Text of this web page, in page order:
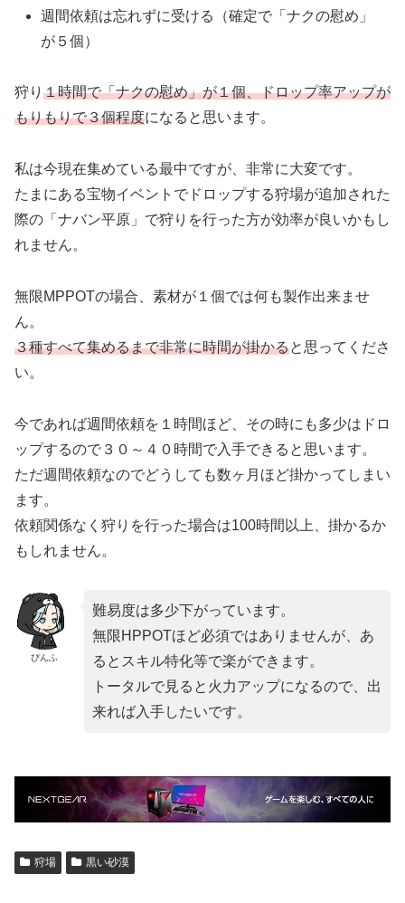
週間依頼は忘れずに受ける（確定で「ナクの慰め」
が５個）
狩り １時間で「ナクの慰め」が１個、ドロップ率アップが
もりもりで３個程度になると思います。
私は今現在集めている最中ですが、非常に大変です。
たまにある宝物イベントでドロップする狩場が追加された
際の「ナバン平原」で狩りを行った方が効率が良いかもし
れません。
無限MPPOTの場合、素材が１個では何も製作出来ませ
ん。
３種すべて集めるまで非常に時間が掛かると思ってくださ
い。
今であれば週間依頼を１時間ほど、その時にも多少はドロ
ップするので３０～４０時間で入手できると思います。
ただ週間依頼なのでどうしても数ヶ月ほど掛かってしまい
ます。
依頼関係なく狩りを行った場合は100時間以上、掛かるか
もしれません。
ぴんふ
難易度は多少下がっています。
無限HPPOTほど必須ではありませんが、あ
るとスキル特化等で楽ができます。
トータルで見ると火力アップになるので、出
来れば入手したいです。
狩場 黒い砂漠